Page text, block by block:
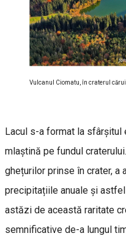
Vulcanul Ciomatu, în craterul
Lacul s-a format la
mlaștină pe fundul
ghețurilor prinse în crater, a
precipitațiile anuale și
astăzi de această raritate
semnificative de-a lungul